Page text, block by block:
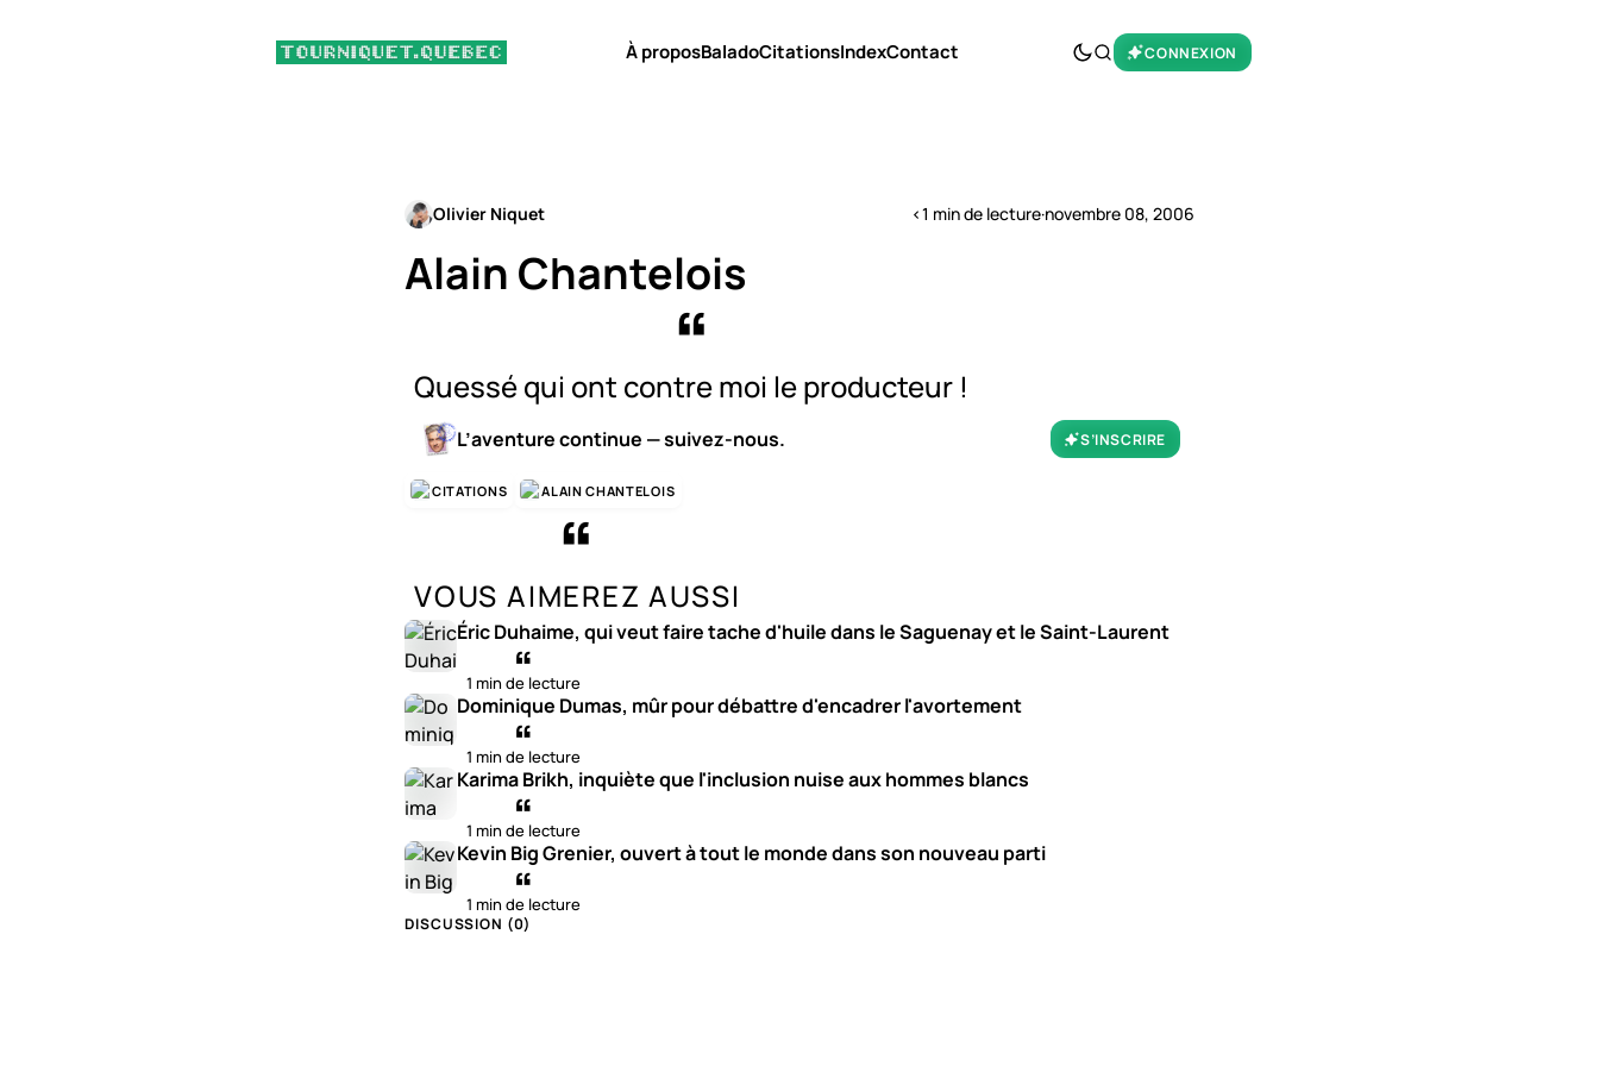
À proposBaladoCitationsIndexContact CONNEXION
Olivier Niquet <1 min de lecture·novembre 08, 2006
Alain Chantelois
Quessé qui ont contre moi le producteur !
L’aventure continue — suivez-nous. S’INSCRIRE
CITATIONS ALAIN CHANTELOIS
VOUS AIMEREZ AUSSI
Éric Duhaime, qui veut faire tache d'huile dans le Saguenay et le Saint-Laurent
1 min de lecture
Dominique Dumas, mûr pour débattre d'encadrer l'avortement
1 min de lecture
Karima Brikh, inquiète que l'inclusion nuise aux hommes blancs
1 min de lecture
Kevin Big Grenier, ouvert à tout le monde dans son nouveau parti
1 min de lecture
DISCUSSION (0)